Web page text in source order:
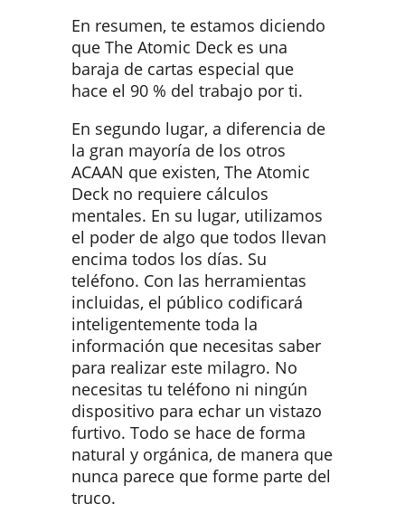
En resumen, te estamos diciendo
que The Atomic Deck es una
baraja de cartas especial que
hace el 90 % del trabajo por ti.
En segundo lugar, a diferencia de
la gran mayoría de los otros
ACAAN que existen, The Atomic
Deck no requiere cálculos
mentales. En su lugar, utilizamos
el poder de algo que todos llevan
encima todos los días. Su
teléfono. Con las herramientas
incluidas, el público codificará
inteligentemente toda la
información que necesitas saber
para realizar este milagro. No
necesitas tu teléfono ni ningún
dispositivo para echar un vistazo
furtivo. Todo se hace de forma
natural y orgánica, de manera que
nunca parece que forme parte del
truco.